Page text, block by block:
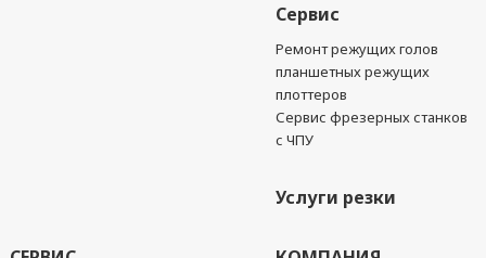
Сервис
Ремонт режущих голов
планшетных режущих
плоттеров
Сервис фрезерных станков
с ЧПУ
Услуги резки